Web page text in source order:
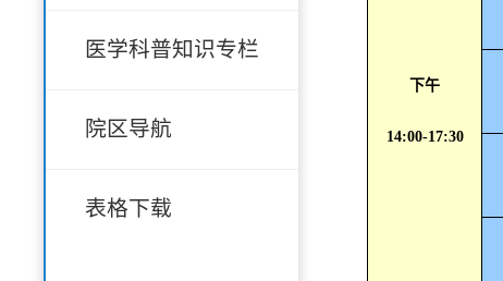
医学科普知识专栏
院区导航
表格下载
下午
14:00-17:30